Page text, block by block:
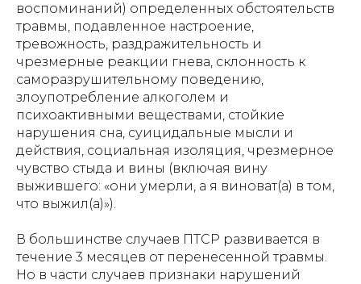
воспоминаний) определенных обстоятельств
травмы, подавленное настроение,
тревожность, раздражительность и
чрезмерные реакции гнева, склонность к
саморазрушительному поведению,
злоупотребление алкоголем и
психоактивными веществами, стойкие
нарушения сна, суицидальные мысли и
действия, социальная изоляция, чрезмерное
чувство стыда и вины (включая вину
выжившего: «они умерли, а я виноват(а) в том,
что выжил(а)»).
В большинстве случаев ПТСР развивается в
течение 3 месяцев от перенесенной травмы.
Но в части случаев признаки нарушений